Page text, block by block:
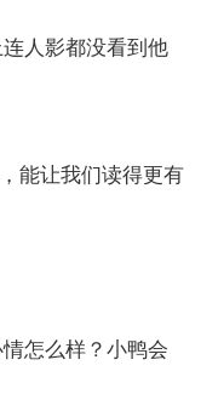
人影都没看到他
能让我们读得更有
怎么样？小鸭会